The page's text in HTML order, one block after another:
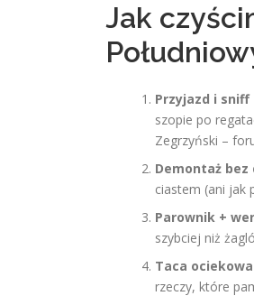
Jak
Przyjazd i
szopie po
Zegrzyński –
Demontaż bez
ciastem (ani jak
Parownik +
szybciej niż
Taca
rzeczy, które